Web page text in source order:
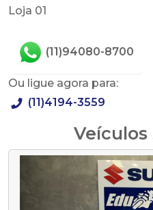
Loja 01
(11)94080-8700
Ou ligue agora para:
(11)4194-3559